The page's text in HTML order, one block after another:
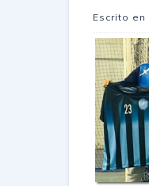
Escrito en